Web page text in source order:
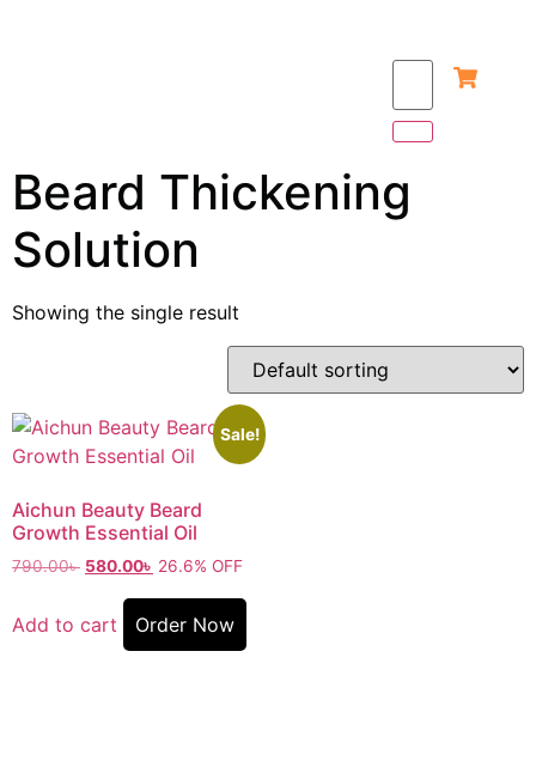
Beard Thickening
Solution
Showing the single result
Sale!
Aichun Beauty Beard
Growth Essential Oil
790.00৳ 580.00৳ 26.6% OFF
Add to cart Order Now